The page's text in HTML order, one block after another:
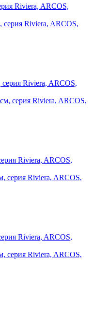
Riviera, ARCOS,
серия Riviera, ARCOS,
серия Riviera, ARCOS,
серия Riviera, ARCOS,